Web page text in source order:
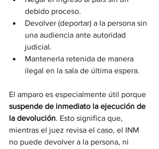
debido proceso.
Devolver (deportar) a la persona sin
una audiencia ante autoridad
judicial.
Mantenerla retenida de manera
ilegal en la sala de última espera.
El amparo es especialmente útil porque
suspende de inmediato la ejecución de
la devolución. Esto significa que,
mientras el juez revisa el caso, el INM
no puede devolver a la persona, ni